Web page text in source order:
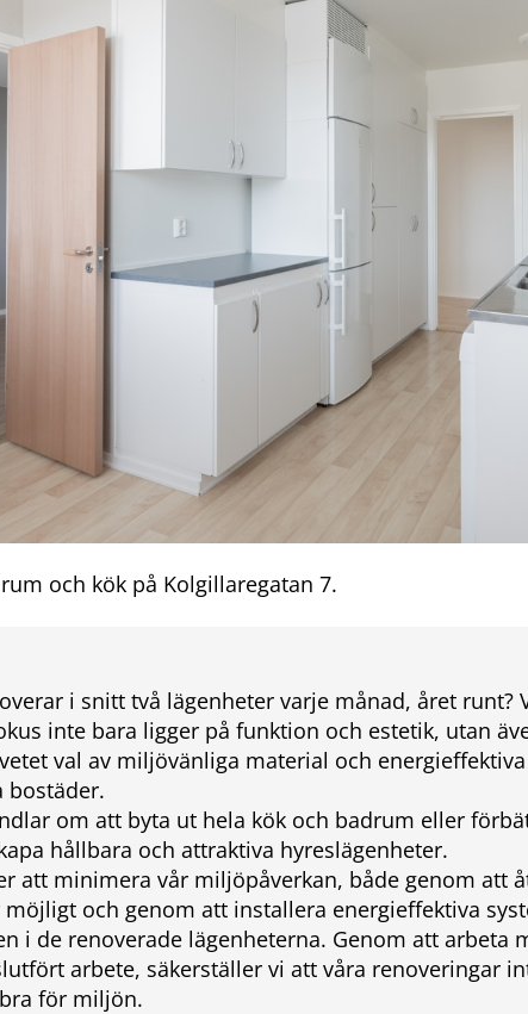
och kök på Kolgillaregatan 7.
i snitt två lägenheter varje månad, året runt?
inte bara ligger på funktion och estetik, utan
val av miljövänliga material och
bostäder.
om att byta ut hela kök och badrum eller
hållbara och attraktiva hyreslägenheter.
att minimera vår miljöpåverkan, både genom att
och genom att installera energieffektiva
i de renoverade lägenheterna. Genom att arbeta
arbete, säkerställer vi att våra renoveringar
för miljön.